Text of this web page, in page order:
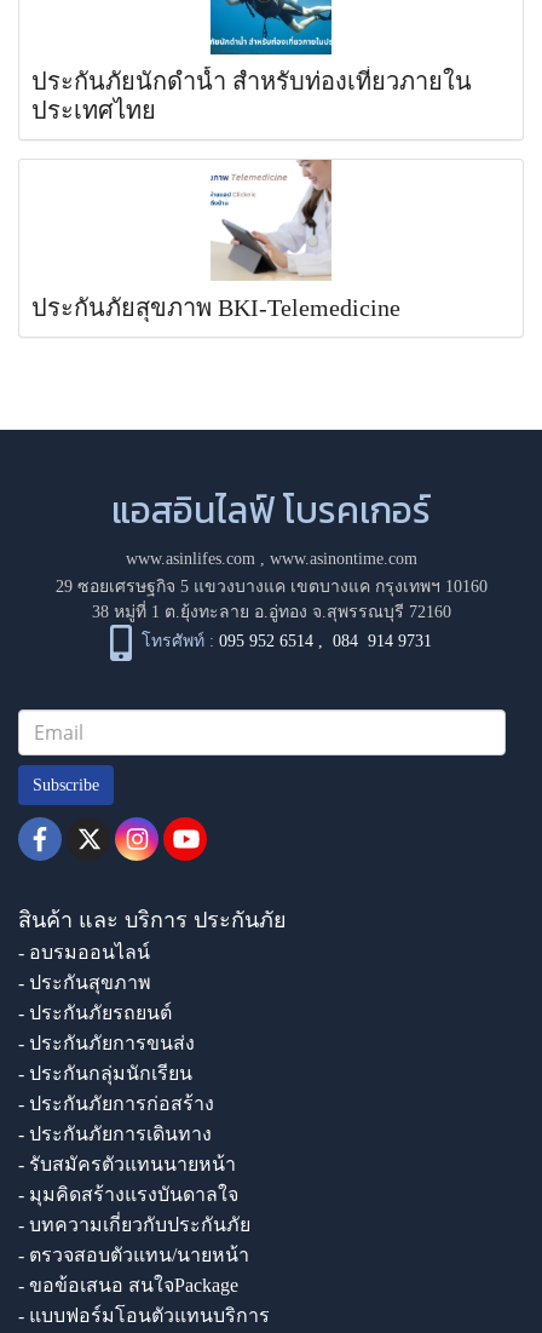
ประกันภัยนักดำน้ำ สำหรับท่องเที่ยวภายใน
ประเทศไทย
ประกันภัยสุขภาพ BKI-Telemedicine
แอสอินไลฟ์ โบรคเกอร์
www.asinlifes.com, www.asinontime.com
29 ซอยเศรษฐกิจ 5 แขวงบางแค เขตบางแค กรุงเทพฯ 10160
38 หมู่ที่ 1 ต.ยุ้งทะลาย อ.อู่ทอง จ.สุพรรณบุรี 72160
โทรศัพท์ : 095 952 6514 ,084 914 9731
Subscribe
สินค้า และ บริการ ประกันภัย
- อบรมออนไลน์
- ประกันสุขภาพ
- ประกันภัยรถยนต์
- ประกันภัยการขนส่ง
- ประกันกลุ่มนักเรียน
- ประกันภัยการก่อสร้าง
- ประกันภัยการเดินทาง
- รับสมัครตัวแทนนายหน้า
- มุมคิดสร้างแรงบันดาลใจ
- บทความเกี่ยวกับประกันภัย
- ตรวจสอบตัวแทน/นายหน้า
- ขอข้อเสนอ สนใจPackage
- แบบฟอร์มโอนตัวแทนบริการ